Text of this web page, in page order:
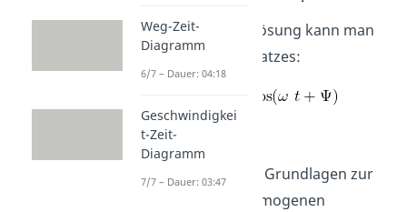
Die partikuläre Lösung kann man
mit Hilfe des Ansatzes:
bestimmen.
Nachdem wir die Grundlagen zur
Lösung von inhomogenen
Weg-Zeit-
Diagramm
6/7 – Dauer: 04:18
Geschwindigkei
t-Zeit-
Diagramm
7/7 – Dauer: 03:47